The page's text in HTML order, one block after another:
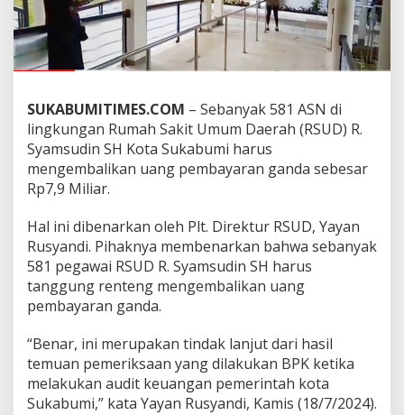
y
a
r
a
n
a
n
a
,
1
S
N
R
S
D
B
u
n
u
SUKABUMITIMES.COM – Sebanyak 581 ASN di
lingkungan Rumah Sakit Umum Daerah (RSUD) R.
Syamsudin SH Kota Sukabumi harus
mengembalikan uang pembayaran ganda sebesar
Rp7,9 Miliar.
Hal ini dibenarkan oleh Plt. Direktur RSUD, Yayan
Rusyandi. Pihaknya membenarkan bahwa sebanyak
581 pegawai RSUD R. Syamsudin SH harus
tanggung renteng mengembalikan uang
pembayaran ganda.
“Benar, ini merupakan tindak lanjut dari hasil
temuan pemeriksaan yang dilakukan BPK ketika
melakukan audit keuangan pemerintah kota
Sukabumi,” kata Yayan Rusyandi, Kamis (18/7/2024).